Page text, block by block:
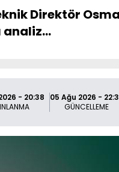
Direktör
- 20:38
05 Ağu 2026 -
GÜNCELLEME